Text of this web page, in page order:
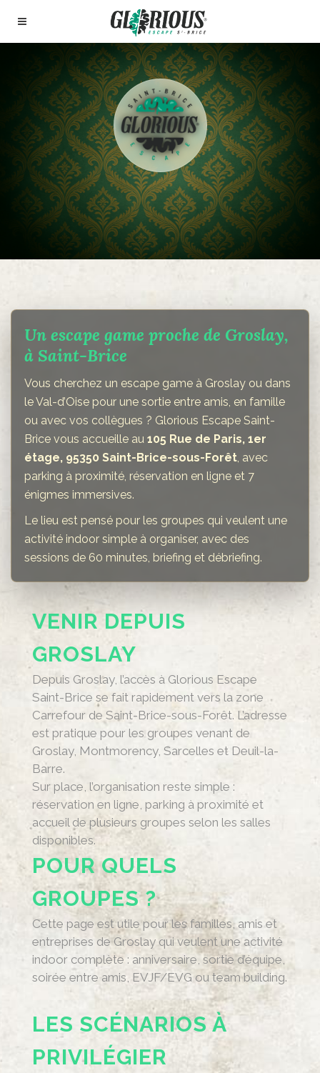
Un escape game proche de Groslay,
à Saint-Brice
Vous cherchez un escape game à Groslay ou dans
le Val-d’Oise pour une sortie entre amis, en famille
ou avec vos collègues ? Glorious Escape Saint-
Brice vous accueille au 105 Rue de Paris, 1er
étage, 95350 Saint-Brice-sous-Forêt, avec
parking à proximité, réservation en ligne et 7
énigmes immersives.
Le lieu est pensé pour les groupes qui veulent une
activité indoor simple à organiser, avec des
sessions de 60 minutes, briefing et débriefing.
VENIR DEPUIS
GROSLAY
Depuis Groslay, l’accès à Glorious Escape
Saint-Brice se fait rapidement vers la zone
Carrefour de Saint-Brice-sous-Forêt. L’adresse
est pratique pour les groupes venant de
Groslay, Montmorency, Sarcelles et Deuil-la-
Barre.
Sur place, l’organisation reste simple :
réservation en ligne, parking à proximité et
accueil de plusieurs groupes selon les salles
disponibles.
POUR QUELS
GROUPES ?
Cette page est utile pour les familles, amis et
entreprises de Groslay qui veulent une activité
indoor complète : anniversaire, sortie d’équipe,
soirée entre amis, EVJF/EVG ou team building.
LES SCÉNARIOS À
PRIVILÉGIER